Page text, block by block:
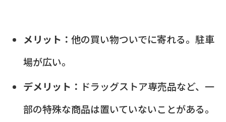
メリット： 他の買い物ついでに寄れる。駐車
場が広い。
デメリット： ドラッグストア専売品など、一
部の特殊な商品は置いていないことがある。